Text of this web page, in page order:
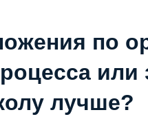
по
или
лучше?